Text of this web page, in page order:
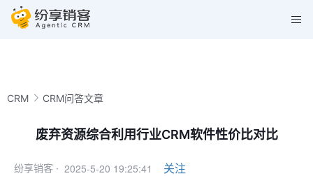
CRM CRM问答文章
废弃资源综合利用行业CRM软件性价比对比
纷享销客 · 2025-5-20 19:25:41 关注